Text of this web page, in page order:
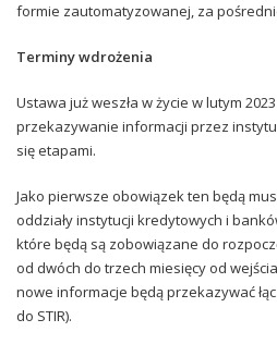
formie zautomatyzowanej, za
Terminy wdrożenia
Ustawa już weszła w życie w lutym
przekazywanie informacji przez
się etapami.
Jako pierwsze obowiązek ten będą
oddziały instytucji kredytowych i
które będą są zobowiązane do
od dwóch do trzech miesięcy od
nowe informacje będą przekazywać
do STIR).